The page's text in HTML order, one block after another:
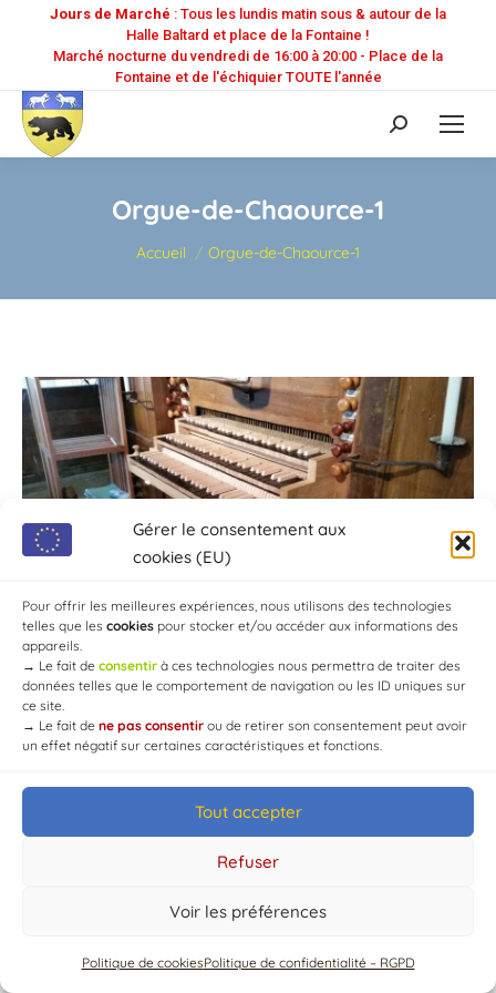
Gérer le consentement aux
cookies (EU)
Pour offrir les meilleures expériences, nous utilisons des technologies
telles que les cookies pour stocker et/ou accéder aux informations des
appareils.
→ Le fait de consentir à ces technologies nous permettra de traiter des
données telles que le comportement de navigation ou les ID uniques sur
ce site.
→ Le fait de ne pas consentir ou de retirer son consentement peut avoir
un effet négatif sur certaines caractéristiques et fonctions.
Tout accepter
Refuser
Voir les préférences
Politique de cookiesPolitique de confidentialité – RGPD
Jours de Marché : Tous les lundis matin sous & autour de la
Halle Baltard et place de la Fontaine !
Marché nocturne du vendredi de 16:00 à 20:00 - Place de la
Fontaine et de l'échiquier TOUTE l'année
Recherche
:
Orgue-de-Chaource-1
Vous êtes ici :
Accueil Orgue-de-Chaource-1
© Mairie de Chaource [2004-2024] | Tous droits réservés.